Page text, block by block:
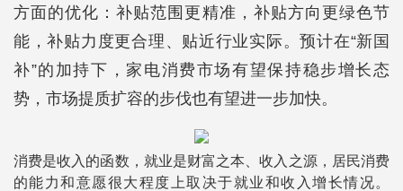
方面的优化：补贴范围更精准，补贴方向更绿色节
能，补贴力度更合理、贴近行业实际。预计在“新国
补”的加持下，家电消费市场有望保持稳步增长态
势，市场提质扩容的步伐也有望进一步加快。
消费是收入的函数，就业是财富之本、收入之源，居民消费
的能力和意愿很大程度上取决于就业和收入增长情况。